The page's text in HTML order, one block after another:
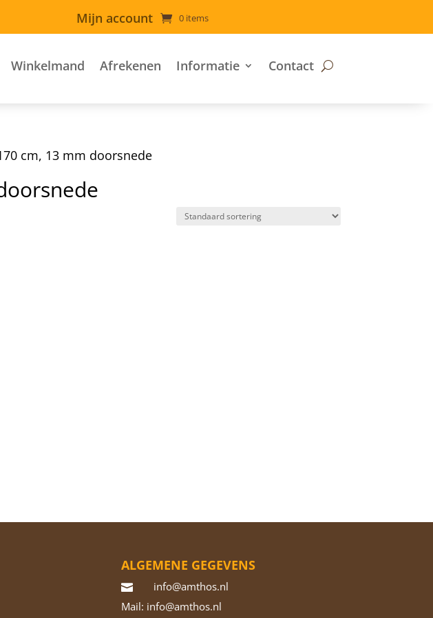
Mijn account 0 items
Winkelmand Afrekenen Informatie Contact
cm, 13 mm doorsnede
ALGEMENE GEGEVENS

info@amthos.nl
Mail: info@amthos.nl